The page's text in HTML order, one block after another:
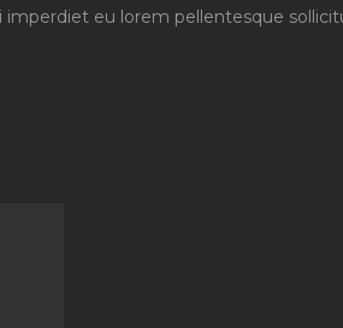
eu lorem pellentesque